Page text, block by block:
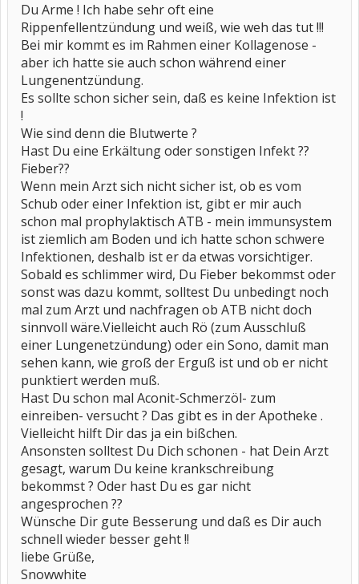
Du Arme ! Ich habe sehr oft eine
Rippenfellentzündung und weiß, wie weh das tut !!!
Bei mir kommt es im Rahmen einer Kollagenose -
aber ich hatte sie auch schon während einer
Lungenentzündung.
Es sollte schon sicher sein, daß es keine Infektion ist
!
Wie sind denn die Blutwerte ?
Hast Du eine Erkältung oder sonstigen Infekt ??
Fieber??
Wenn mein Arzt sich nicht sicher ist, ob es vom
Schub oder einer Infektion ist, gibt er mir auch
schon mal prophylaktisch ATB - mein immunsystem
ist ziemlich am Boden und ich hatte schon schwere
Infektionen, deshalb ist er da etwas vorsichtiger.
Sobald es schlimmer wird, Du Fieber bekommst oder
sonst was dazu kommt, solltest Du unbedingt noch
mal zum Arzt und nachfragen ob ATB nicht doch
sinnvoll wäre.Vielleicht auch Rö (zum Ausschluß
einer Lungenetzündung) oder ein Sono, damit man
sehen kann, wie groß der Erguß ist und ob er nicht
punktiert werden muß.
Hast Du schon mal Aconit-Schmerzöl- zum
einreiben- versucht ? Das gibt es in der Apotheke .
Vielleicht hilft Dir das ja ein bißchen.
Ansonsten solltest Du Dich schonen - hat Dein Arzt
gesagt, warum Du keine krankschreibung
bekommst ? Oder hast Du es gar nicht
angesprochen ??
Wünsche Dir gute Besserung und daß es Dir auch
schnell wieder besser geht !!
liebe Grüße,
Snowwhite